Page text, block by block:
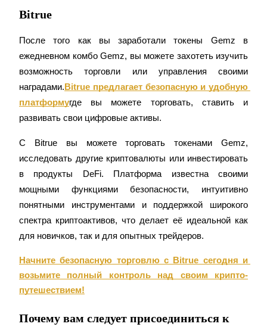
Изучите стейкинг
Узнайте о пассивном доходе
AI
До 65% комиссии!
Bitrue
После того как вы заработали токены Gemz в
ежедневном комбо Gemz, вы можете захотеть изучить
возможность торговли или управления своими
наградами. Bitrue предлагает безопасную и удобную
платформугде вы можете торговать, ставить и
развивать свои цифровые активы.
С Bitrue вы можете торговать токенами Gemz,
исследовать другие криптовалюты или инвестировать
в продукты DeFi. Платформа известна своими
мощными функциями безопасности, интуитивно
понятными инструментами и поддержкой широкого
спектра криптоактивов, что делает её идеальной как
для новичков, так и для опытных трейдеров.
Начните безопасную торговлю с Bitrue сегодня и
возьмите полный контроль над своим крипто-
путешествием!
Почему вам следует присоединиться к